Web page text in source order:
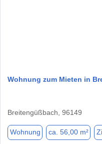
Wohnung zum Mieten in
Breitengüßbach, 96149
Wohnung ca. 56,00 m²